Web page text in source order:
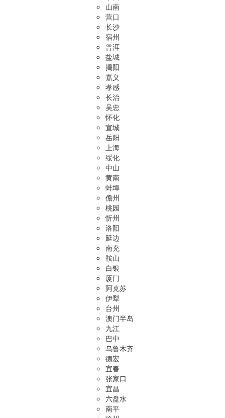
山南
营口
长沙
宿州
普洱
盐城
揭阳
嘉义
孝感
长治
吴忠
怀化
宣城
岳阳
上海
绥化
中山
黄南
蚌埠
儋州
桃园
忻州
洛阳
延边
南充
鞍山
白银
厦门
阿克苏
伊犁
台州
澳门半岛
九江
巴中
乌鲁木齐
德宏
宜春
张家口
宜昌
六盘水
南平